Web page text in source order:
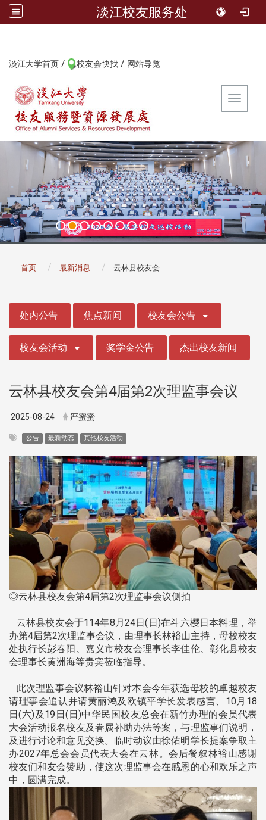
淡江校友服务处
淡江大学首页 / 校友会快找 / 网站导览
Toggle
首页 最新消息 云林县校友会
处内公告 焦点新闻 校友会公告
校友会活动 奖学金公告 杰出校友新闻
云林县校友会第4届第2次理监事会议
2025-08-24 严蜜蜜
公告 最新动态 其他校友活动
◎云林县校友会第4届第2次理监事会议侧拍
云林县校友会于114年8月24日(日)在斗六樱日本料理，举
办第4届第2次理监事会议，由理事长林裕山主持，母校校友
处执行长彭春阳、嘉义市校友会理事长李佳伦、彰化县校友
会理事长黄洲海等贵宾莅临指导。
此次理监事会议林裕山针对本会今年获选母校的卓越校友
请理事会追认并请黄丽鸿及欧镇平学长发表感言、10月18
日(六)及19日(日)中华民国校友总会在新竹办理的会员代表
大会活动报名校友及眷属补助办法等案，与理监事们说明，
及进行讨论和意见交换。临时动议由徐佑明学长提案争取主
办2027年总会会员代表大会在云林。会后餐叙林裕山感谢
校友们和友会赞助，使这次理监事会在感恩的心和欢乐之声
中，圆满完成。